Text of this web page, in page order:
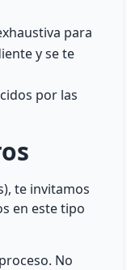
para
y se te
por las
te invitamos
en este tipo
No